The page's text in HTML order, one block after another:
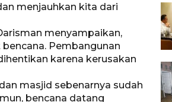
menjauhkan kita dari
menyampaikan,
Pembangunan
karena kerusakan
masjid sebenarnya sudah
bencana datang